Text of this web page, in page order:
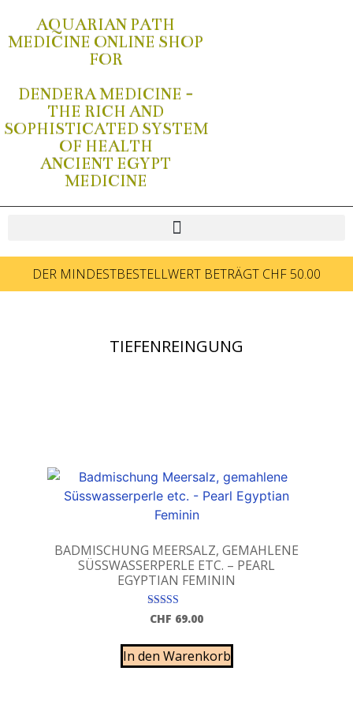
AQUARIAN PATH
MEDICINE ONLINE SHOP
FOR
DENDERA MEDICINE -
THE RICH AND
SOPHISTICATED SYSTEM
OF HEALTH
ANCIENT EGYPT
MEDICINE
DER MINDESTBESTELLWERT BETRÄGT CHF 50.00
TIEFENREINGUNG
BADMISCHUNG MEERSALZ, GEMAHLENE
SÜSSWASSERPERLE ETC. – PEARL
EGYPTIAN FEMININ
Bewertet mit
5.00
CHF 69.00
In den Warenkorb